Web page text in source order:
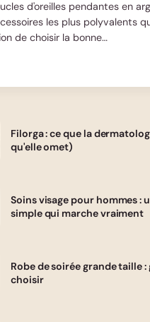
d'oreilles pendantes en
les plus polyvalents
de choisir la bonne…
Filorga : ce que la
qu'elle omet)
Soins visage pour hommes :
simple qui marche vraiment
Robe de soirée grande taille
choisir